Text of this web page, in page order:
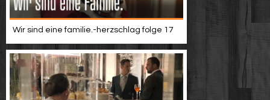
Wir sind eine familie.-herzschlag folge 17